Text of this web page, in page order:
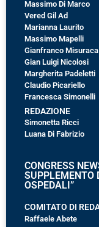
Massimo Di Marco
Vered Gil Ad
Marianna Laurito
Massimo Mapelli
Gianfranco Misuraca
Gian Luigi Nicolosi
Margherita Padeletti
Claudio Picariello
Francesca Simonelli
REDAZIONE
Simonetta Ricci
Luana Di Fabrizio
CONGRESS
SUPPLEMENTO
OSPEDALI”
COMITATO DI
Raffaele Abete